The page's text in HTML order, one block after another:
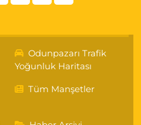
Odunpazarı Trafik
Yoğunluk Haritası
Tüm Manşetler